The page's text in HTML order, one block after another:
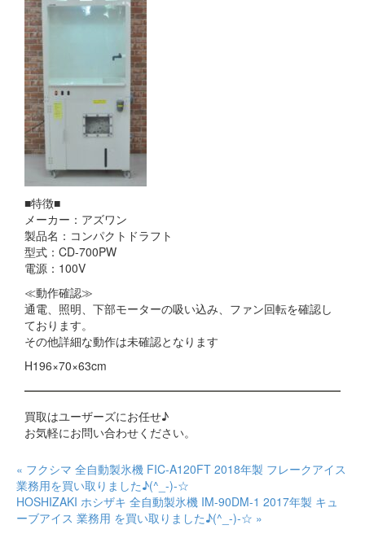
■特徴■
メーカー：アズワン
製品名：コンパクトドラフト
型式：CD-700PW
電源：100V
≪動作確認≫
通電、照明、下部モーターの吸い込み、ファン回転を確認し
ております。
その他詳細な動作は未確認となります
H196×70×63cm
買取はユーザーズにお任せ♪
お気軽にお問い合わせください。
« フクシマ 全自動製氷機 FIC-A120FT 2018年製 フレークアイス
業務用を買い取りました♪(^_-)-☆
HOSHIZAKI ホシザキ 全自動製氷機 IM-90DM-1 2017年製 キュ
ーブアイス 業務用 を買い取りました♪(^_-)-☆ »